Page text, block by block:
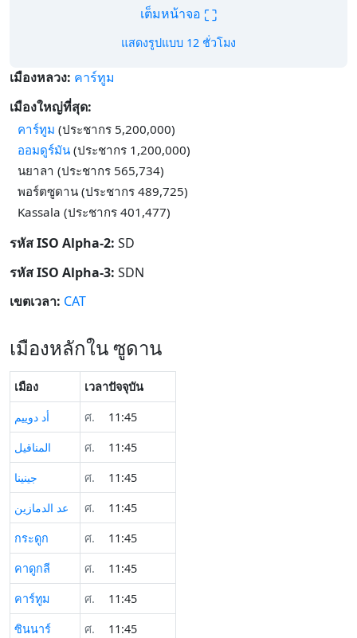
เต็มหน้าจอ ⛶
แสดงรูปแบบ 12 ชั่วโมง
เมืองหลวง: คาร์ทูม
เมืองใหญ่ที่สุด:
คาร์ทูม (ประชากร 5,200,000)
ออมดูร์มัน (ประชากร 1,200,000)
นยาลา (ประชากร 565,734)
พอร์ตซูดาน (ประชากร 489,725)
Kassala (ประชากร 401,477)
รหัส ISO Alpha-2: SD
รหัส ISO Alpha-3: SDN
เขตเวลา: CAT
เมืองหลักใน ซูดาน
เมือง
เวลาปัจจุบัน
أد دوييم
ศ.
11:45
المناقيل
ศ.
11:45
جينينا
ศ.
11:45
عد الدمازين
ศ.
11:45
กระดูก
ศ.
11:45
คาดูกลี
ศ.
11:45
คาร์ทูม
ศ.
11:45
ซินนาร์
ศ.
11:45